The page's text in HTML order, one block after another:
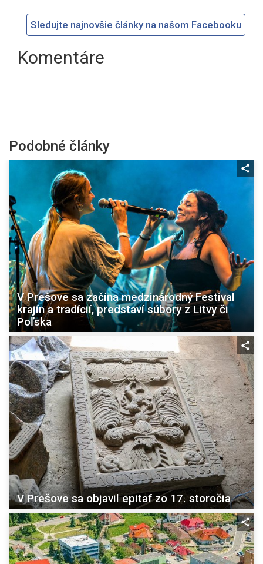
Sledujte najnovšie články na našom Facebooku
Komentáre
Podobné články
V Prešove sa začína medzinárodný Festival
krajín a tradícií, predstaví súbory z Litvy či
Poľska
V Prešove sa objavil epitaf zo 17. storočia